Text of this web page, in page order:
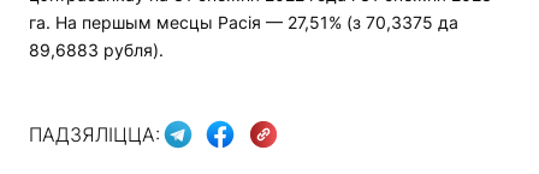
га. На першым месцы Расія — 27,51% (з 70,3375 да
89,6883 рубля).
ПАДЗЯЛІЦЦА: